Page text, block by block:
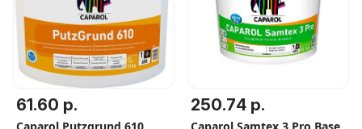
61.60 р. 250.74 р.